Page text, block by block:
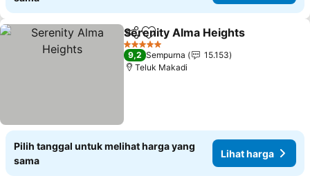
BagikanTambahkan ke favorit
Serenity Alma Heights
5 Bintang
9,2 Sempurna
15.153
Teluk Makadi
Pilih tanggal untuk melihat harga yang
sama
Lihat harga